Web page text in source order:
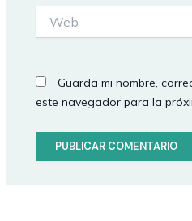
Guarda mi nombre,
este navegador para la